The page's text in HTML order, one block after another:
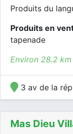
Produits du
Produits en
tapenade
Environ 28.2
3 av de la
Mas Dieu